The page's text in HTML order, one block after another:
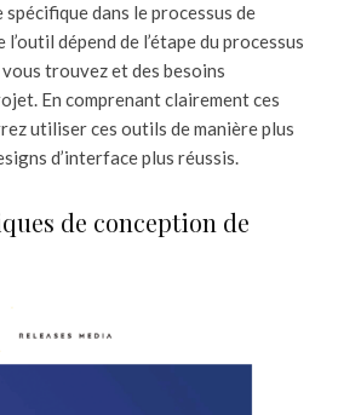
dans le processus de
dépend de l’étape du processus
trouvez et des besoins
En comprenant clairement ces
utiliser ces outils de manière plus
d’interface plus réussis.
de conception de